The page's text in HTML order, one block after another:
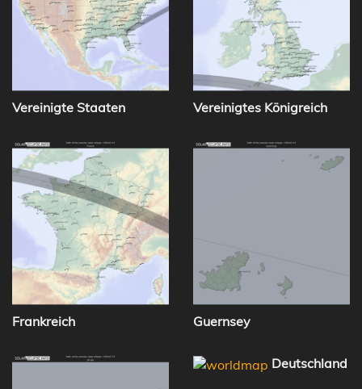
Vereinigte Staaten Vereinigtes Königreich
Frankreich Guernsey
Deutschland